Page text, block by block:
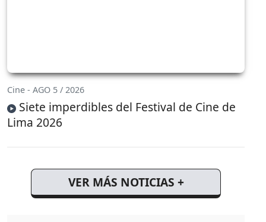
Cine - AGO 5 / 2026
Siete imperdibles del Festival de Cine de
Lima 2026
VER MÁS NOTICIAS +